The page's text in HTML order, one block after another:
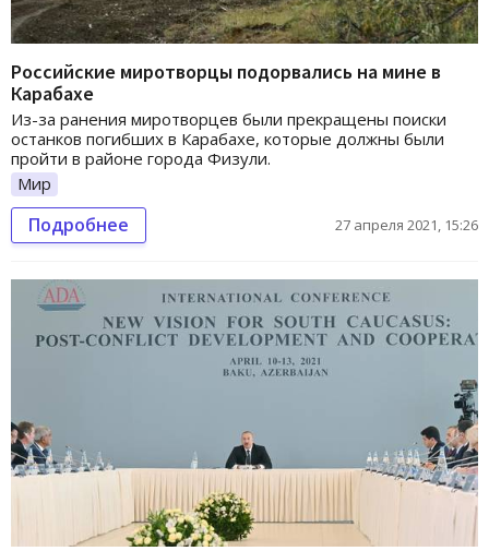
Российские миротворцы подорвались на мине в
Карабахе
Из-за ранения миротворцев были прекращены поиски
останков погибших в Карабахе, которые должны были
пройти в районе города Физули.
Мир
Подробнее 27 апреля 2021, 15:26